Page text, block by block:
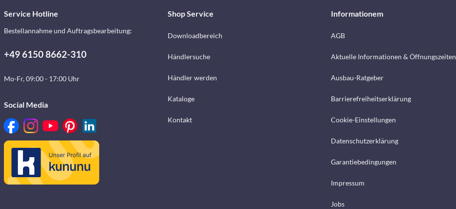
Service Hotline
Bestellannahme und Auftragsbearbeitung:
+49 6150 8662-310
Mo-Fr, 09:00 - 17:00 Uhr
Social Media
Shop Service
Downloadbereich
Händlersuche
Händler werden
Kataloge
Kontakt
Informationem
AGB
Aktuelle Informationen & Öffnungszeiten
Ausbau-Ratgeber
Barrierefreiheitserklärung
Cookie-Einstellungen
Datenschutzerklärung
Garantiebedingungen
Impressum
Jobs